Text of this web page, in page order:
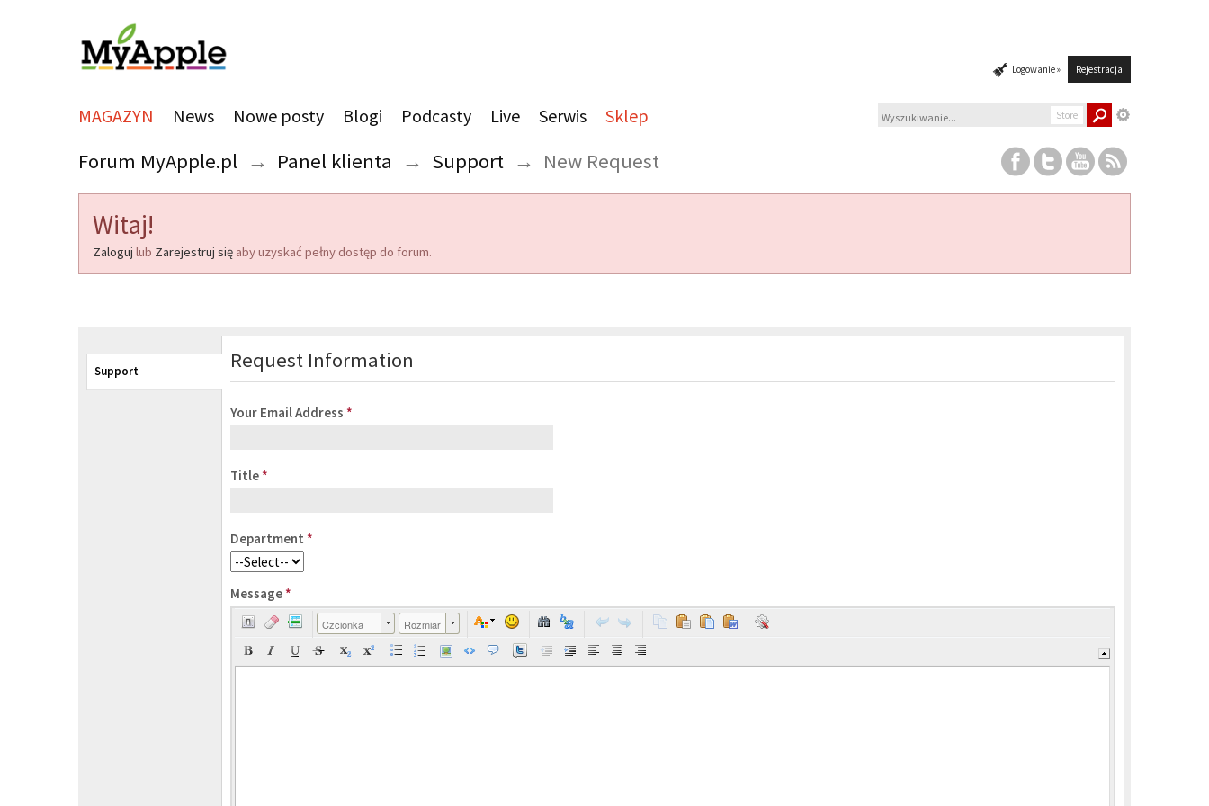
Logowanie » Rejestracja
MAGAZYN News Nowe posty Blogi Podcasty Live Serwis Sklep Store
Forum MyApple.pl → Panel klienta → Support → New Request
Witaj!
Zaloguj lub Zarejestruj się aby uzyskać pełny dostęp do forum.
Support Request Information
Your Email Address *
Title *
Department *
Message *
Czcionka Rozmiar